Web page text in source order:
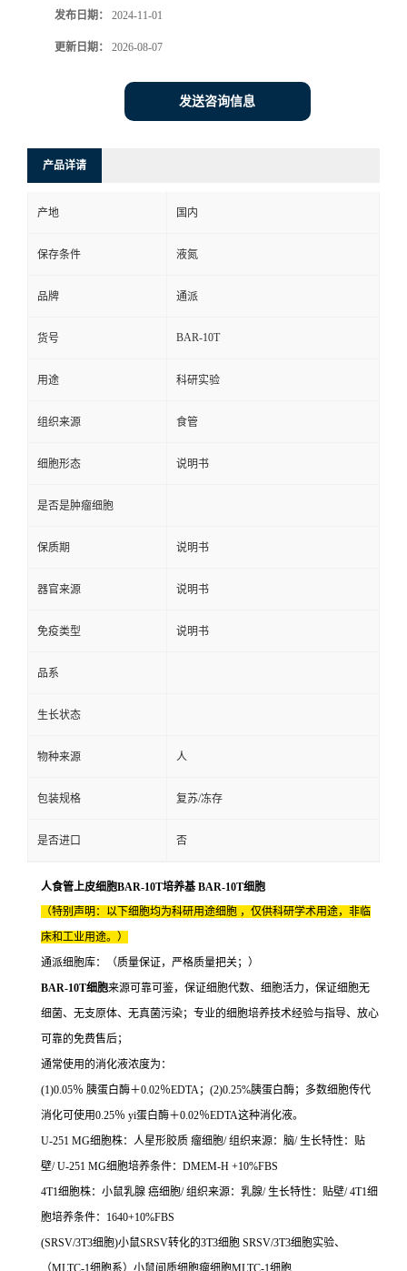
发布日期： 2024-11-01
更新日期： 2026-08-07
发送咨询信息
产品详请
产地 国内
保存条件 液氮
品牌 通派
货号 BAR-10T
用途 科研实验
组织来源 食管
细胞形态 说明书
是否是肿瘤细胞
保质期 说明书
器官来源 说明书
免疫类型 说明书
品系
生长状态
物种来源 人
包装规格 复苏/冻存
是否进口 否
人食管上皮细胞BAR-10T培养基 BAR-10T细胞
（特别声明：以下细胞均为科研用途细胞 ，仅供科研学术用途，非临
床和工业用途。）
通派细胞库：（质量保证，严格质量把关；）
BAR-10T细胞来源可靠可鉴，保证细胞代数、细胞活力，保证细胞无
细菌、无支原体、无真菌污染；专业的细胞培养技术经验与指导、放心
可靠的免费售后；
通常使用的消化液浓度为：
(1)0.05％ 胰蛋白酶＋0.02％EDTA；(2)0.25%胰蛋白酶；多数细胞传代
消化可使用0.25％ yi蛋白酶＋0.02％EDTA这种消化液。
U-251 MG细胞株：人星形胶质 瘤细胞/ 组织来源：脑/ 生长特性：贴
壁/ U-251 MG细胞培养条件：DMEM-H +10%FBS
4T1细胞株：小鼠乳腺 癌细胞/ 组织来源：乳腺/ 生长特性：贴壁/ 4T1细
胞培养条件：1640+10%FBS
(SRSV/3T3细胞)小鼠SRSV转化的3T3细胞 SRSV/3T3细胞实验、
（MLTC-1细胞系）小鼠间质细胞瘤细胞MLTC-1细胞